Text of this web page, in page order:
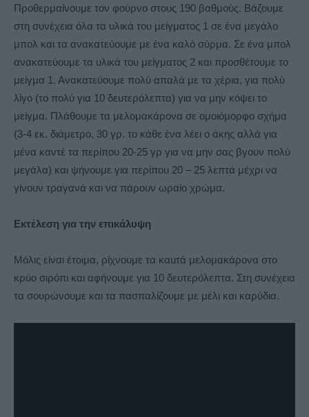
Προθερμαίνουμε τον φούρνο στους 190 βαθμούς. Βάζουμε
στη συνέχεια όλα τα υλικά του μείγματος 1 σε ένα μεγάλο
μπολ και τα ανακατεύουμε με ένα καλό σύρμα. Σε ένα μπολ
ανακατεύουμε τα υλικά του μείγματος 2 και προσθέτουμε το
μείγμα 1. Ανακατεύουμε πολύ απαλά με τα χέρια, για πολύ
λίγο (το πολύ για 10 δευτερόλεπτα) για να μην κόψει το
μείγμα. Πλάθουμε τα μελομακάρονα σε ομοιόμορφο σχήμα
(3-4 εκ. διάμετρο, 30 γρ. το κάθε ένα λέει ο άκης αλλά για
μένα καντέ τα περίπου 20-25 γρ για να μην σας βγουν πολύ
μεγάλα) και ψήνουμε για περίπου 20 – 25 λεπτά μέχρι να
γίνουν τραγανά και να πάρουν ωραίο χρώμα.
Εκτέλεση για την επικάλυψη
Μόλις είναι έτοιμα, ρίχνουμε τα καuτά μελομακάρονα στο
κρύο σιρόπι και αφήνουμε για 10 δευτερόλεπτα. Στη συνέχεια
τα σουρώνουμε και τα πασπαλίζουμε με μέλι και καρύδια.